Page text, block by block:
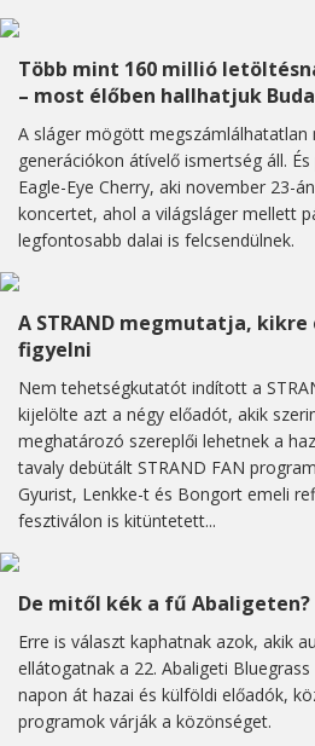
Több mint 160 millió
– most élőben hallhatjuk
A sláger mögött megszámlálhatatlan
generációkon átívelő ismertség áll.
Eagle-Eye Cherry, aki november 23-
koncertet, ahol a világsláger mellett
legfontosabb dalai is felcsendülnek.
A STRAND megmutatja,
figyelni
Nem tehetségkutatót indított a
kijelölte azt a négy előadót, akik
meghatározó szereplői lehetnek a
tavaly debütált STRAND FAN
Gyurist, Lenkke-t és Bongort emeli
fesztiválon is kitüntetett...
De mitől kék a fű Abaligeten?
Erre is választ kaphatnak azok, akik
ellátogatnak a 22. Abaligeti
napon át hazai és külföldi előadók,
programok várják a közönséget.